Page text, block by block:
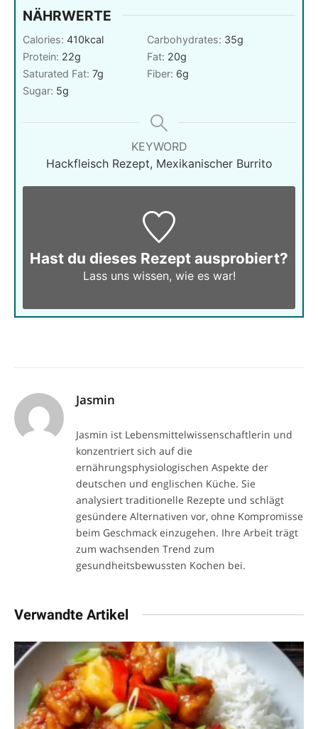
NÄHRWERTE
Calories: 410kcal Carbohydrates: 35g
Protein: 22g Fat: 20g
Saturated Fat: 7g Fiber: 6g
Sugar: 5g
KEYWORD
Hackfleisch Rezept, Mexikanischer Burrito
Hast du dieses Rezept ausprobiert?
Lass uns wissen, wie es war!
Jasmin
Jasmin ist Lebensmittelwissenschaftlerin und
konzentriert sich auf die
ernährungsphysiologischen Aspekte der
deutschen und englischen Küche. Sie
analysiert traditionelle Rezepte und schlägt
gesündere Alternativen vor, ohne Kompromisse
beim Geschmack einzugehen. Ihre Arbeit trägt
zum wachsenden Trend zum
gesundheitsbewussten Kochen bei.
Verwandte Artikel